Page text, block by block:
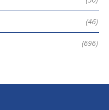
(46)
(696)